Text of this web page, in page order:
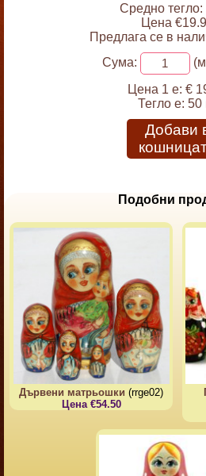
Средно тегло:
Цена
Предлага се в
Сума:
Цена 1 е: €
Тегло е: 50
Добави
Подобни
Дървени матрьошки(rrge02)
Цена €54.50